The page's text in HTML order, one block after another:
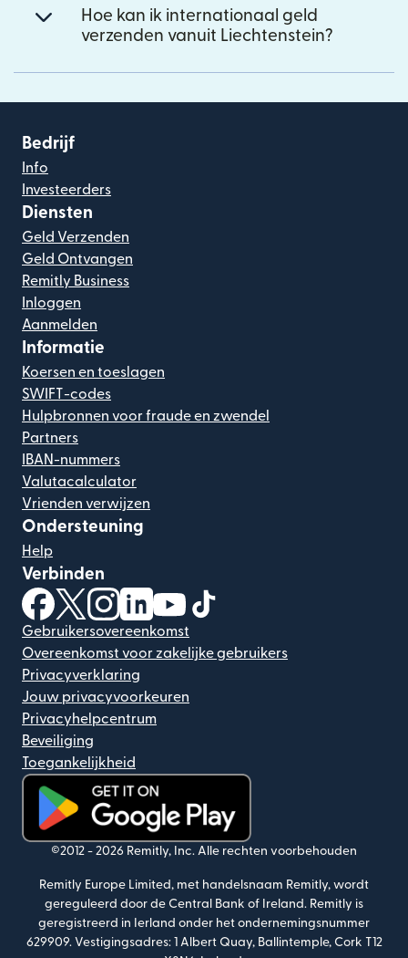
Hoe kan ik internationaal geld
verzenden vanuit Liechtenstein?
Bedrijf
Info
Investeerders
Diensten
Geld Verzenden
Geld Ontvangen
Remitly Business
Inloggen
Aanmelden
Informatie
Koersen en toeslagen
SWIFT-codes
Hulpbronnen voor fraude en zwendel
Partners
IBAN-nummers
Valutacalculator
Vrienden verwijzen
Ondersteuning
Help
Verbinden
(wordt geopend in een nieuw venster)
(wordt geopend in een nieuw venster)
(wordt geopend in een nieuw venster)
(wordt geopend in een nieuw venster)
(wordt geopend in een nieuw
Gebruikersovereenkomst
Overeenkomst voor zakelijke gebruikers
Privacyverklaring
Jouw privacyvoorkeuren
Privacyhelpcentrum
Beveiliging
Toegankelijkheid
(wordt geopend in een nieuw venster)
©2012 - 2026 Remitly, Inc. Alle rechten voorbehouden
Remitly Europe Limited, met handelsnaam Remitly, wordt
gereguleerd door de Central Bank of Ireland. Remitly is
geregistreerd in Ierland onder het ondernemingsnummer
629909. Vestigingsadres: 1 Albert Quay, Ballintemple, Cork T12